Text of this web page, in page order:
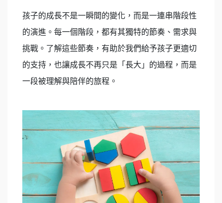
孩子的成長不是一瞬間的變化，而是一連串階段性
的演進。每一個階段，都有其獨特的節奏、需求與
挑戰。了解這些節奏，有助於我們給予孩子更適切
的支持，也讓成長不再只是「長大」的過程，而是
一段被理解與陪伴的旅程。